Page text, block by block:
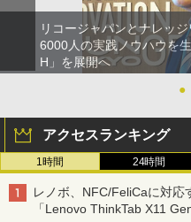
リコージャパンとナレッ
6000人の実践ノウハウを
H」を展開へ
●
アクセスランキング
1時間 24時間
レノボ、NFC/FeliCaに対応
「Lenovo ThinkTab X11